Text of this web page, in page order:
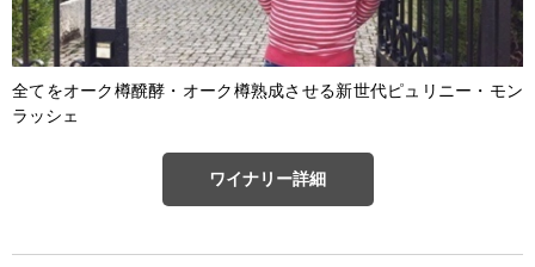
全てをオーク樽醗酵・オーク樽熟成させる新世代ピュリニー・モン
ラッシェ
ワイナリー詳細